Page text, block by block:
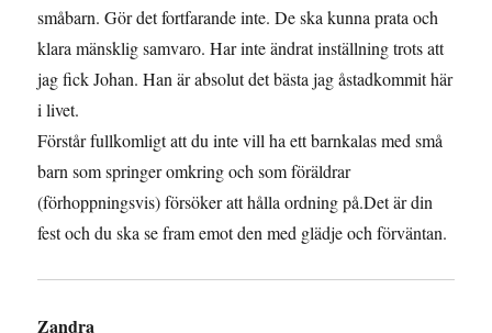
småbarn. Gör det fortfarande inte. De ska kunna prata och
klara mänsklig samvaro. Har inte ändrat inställning trots att
jag fick Johan. Han är absolut det bästa jag åstadkommit här
i livet.
Förstår fullkomligt att du inte vill ha ett barnkalas med små
barn som springer omkring och som föräldrar
(förhoppningsvis) försöker att hålla ordning på.Det är din
fest och du ska se fram emot den med glädje och förväntan.
Zandra